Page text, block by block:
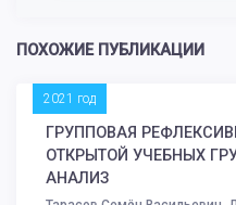
ПОХОЖИЕ ПУБЛИКАЦИИ
2021 год
ГРУППОВАЯ
ОТКРЫТОЙ УЧЕБНЫХ
АНАЛИЗ